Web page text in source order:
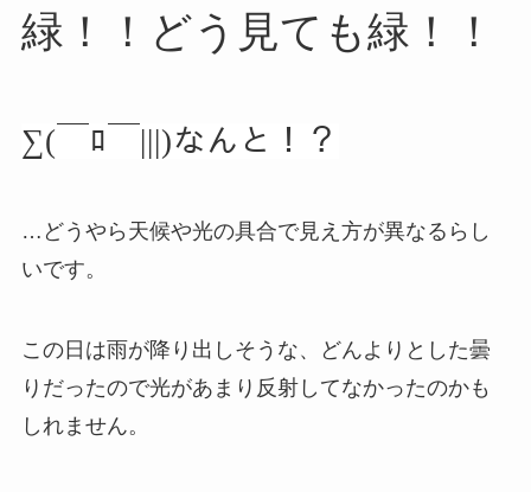
緑！！ どう見ても緑！！
∑(￣ﾛ￣|||)なんと！？
…どうやら天候や光の具合で見え方が異なるらし
いです。
この日は雨が降り出しそうな、どんよりとした曇
りだったので光があまり反射してなかったのかも
しれません。